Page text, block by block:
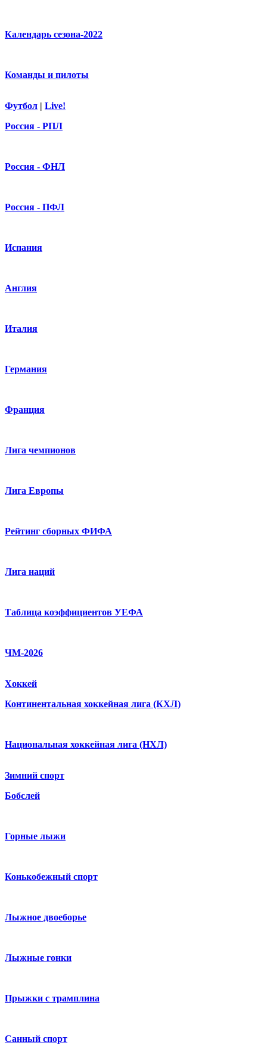
Календарь сезона-2022
Команды и пилоты
Футбол | Live!
Россия - РПЛ
Россия - ФНЛ
Россия - ПФЛ
Испания
Англия
Италия
Германия
Франция
Лига чемпионов
Лига Европы
Рейтинг сборных ФИФА
Лига наций
Таблица коэффициентов УЕФА
ЧМ-2026
Хоккей
Континентальная хоккейная лига (КХЛ)
Национальная хоккейная лига (НХЛ)
Зимний спорт
Бобслей
Горные лыжи
Конькобежный спорт
Лыжное двоеборье
Лыжные гонки
Прыжки с трамплина
Санный спорт